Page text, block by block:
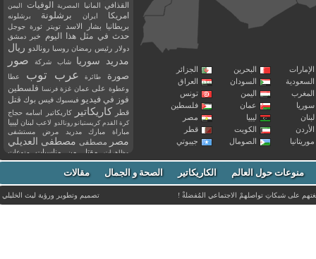
البحرين
الجزائر
السودان
العراق
اليمن
تونس
عمان
فلسطين
ليبيا
مصر
الكويت
قطر
الصومال جيبوتي
القذافي المانيا المصرية الوفيات اليمن
امريكا ايران برشلونة برشلونه
بريطانيا بشار الاسد تويتر ثورة جوجل
حدث في مثل هذا اليوم خبر دمشق
دولار رئيس رمضان روسيا رونالدو ريال
مدريد
سوريا شاب شركة صور
صورة طائرة عرب توب
عطا
وعطوة على عمان غزة فرنسا فلسطين
فوز في فيديو فيسبوك فيس بوك قتل
قطر كاريكاتير كاريكاتير اسامه حجاج
كرة القدم كريستيانو رونالدو لاعب لبنان ليبيا
مباراة مبارك مدريد مرض مستشفى
مصر مصطفى مصطفى العديلي
مظاهرات مقتل من مناسبات
منوعات
مواليد
موت ميسي ميلان نادي نشر
وفاة وفيات يوتيوب منوعات حول العالم الكاريكاتير الصحة و الجمال مقالات
على شبكاتِ تواصلهمْ الاجتماعي المُفضلةْ ! تصميم وتطوير ورؤيةليث الخليلي